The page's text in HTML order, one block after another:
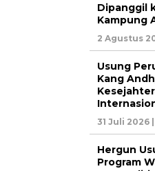
Dipanggil
Kampung
2 Agustus
Usung
Kang
31 Juli 2026
Hergun
Program